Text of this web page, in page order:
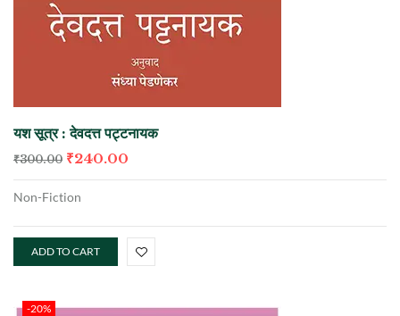
यश सूत्र : देवदत्त पट्टनायक
₹300.00 ₹240.00
Non-Fiction
ADD TO CART
-20%